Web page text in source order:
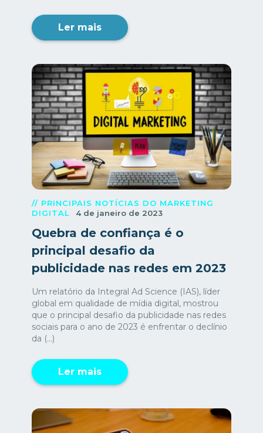
Ler mais
// PRINCIPAIS NOTÍCIAS DO MARKETING
DIGITAL
4 de janeiro de 2023
Quebra de confiança é o
principal desafio da
publicidade nas redes em 2023
Um relatório da Integral Ad Science (IAS), líder
global em qualidade de mídia digital, mostrou
que o principal desafio da publicidade nas redes
sociais para o ano de 2023 é enfrentar o declínio
da (...)
Ler mais